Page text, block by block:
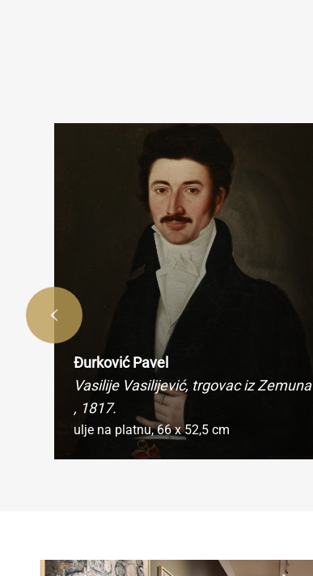
Đurković Pavel
Vasilije Vasilijević, trgovac iz Zemuna
, 1817.
ulje na platnu,66 x 52,5 cm